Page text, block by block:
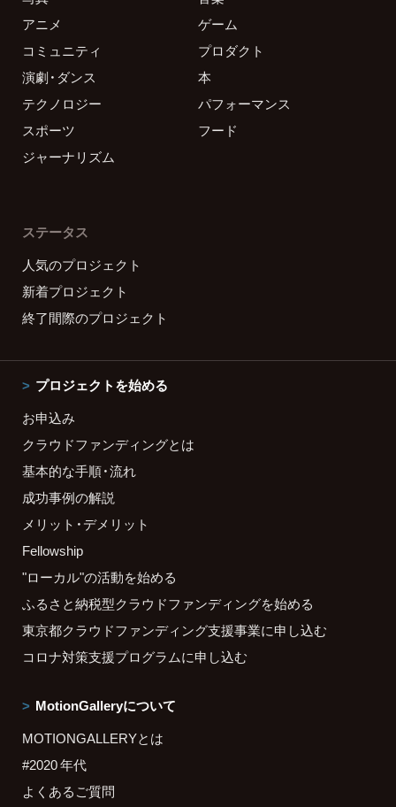
アニメ
ゲーム
コミュニティ
プロダクト
演劇・ダンス
本
テクノロジー
パフォーマンス
スポーツ
フード
ジャーナリズム
ステータス
人気のプロジェクト
新着プロジェクト
終了間際のプロジェクト
プロジェクトを始める
お申込み
クラウドファンディングとは
基本的な手順・流れ
成功事例の解説
メリット・デメリット
Fellowship
"ローカル"の活動を始める
ふるさと納税型クラウドファンディングを始める
東京都クラウドファンディング支援事業に申し込む
コロナ対策支援プログラムに申し込む
MotionGalleryについて
MOTIONGALLERYとは
#2020 年代
よくあるご質問